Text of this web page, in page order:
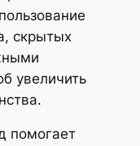
скрытых
увеличить
помогает